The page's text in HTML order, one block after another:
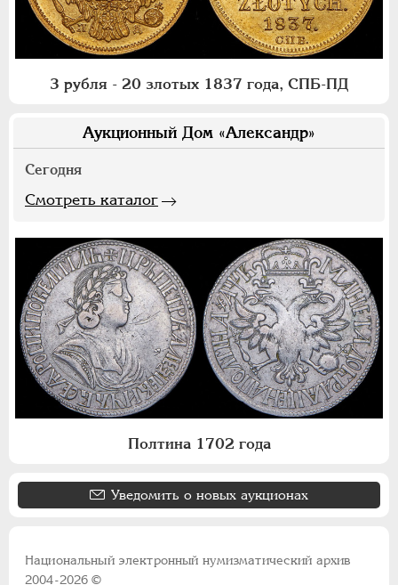
3 рубля - 20 злотых 1837 года, СПБ-ПД
Аукционный Дом «Александр»
Сегодня
Смотреть каталог
Полтина 1702 года
Уведомить о новых аукционах
Национальный электронный нумизматический архив
2004-2026 ©